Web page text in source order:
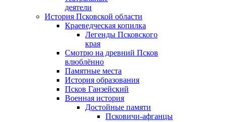
деятели
История Псковской области
Краеведческая копилка
Легенды Псковского
края
Смотрю на древний Псков
влюблённо
Памятные места
История образования
Псков Ганзейский
Военная история
Достойные памяти
Псковичи-афганцы